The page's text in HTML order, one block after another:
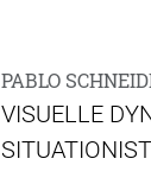
PABLO
VISUELLE